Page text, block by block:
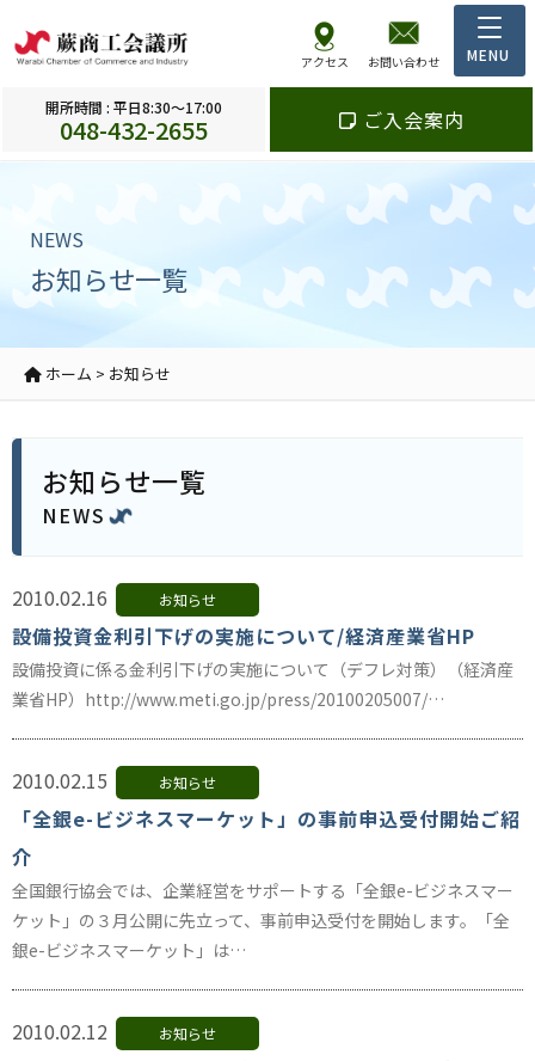
アクセス お問い合わせ
開所時間 : 平日8:30～17:00
048-432-2655 ご入会案内
NEWS
お知らせ一覧
ホーム > お知らせ
お知らせ一覧
NEWS
2010.02.16 お知らせ
設備投資金利引下げの実施について/経済産業省HP
設備投資に係る金利引下げの実施について（デフレ対策）（経済産
業省HP）http://www.meti.go.jp/press/20100205007/…
2010.02.15 お知らせ
「全銀e-ビジネスマーケット」の事前申込受付開始ご紹
介
全国銀行協会では、企業経営をサポートする「全銀e-ビジネスマー
ケット」の３月公開に先立って、事前申込受付を開始します。「全
銀e-ビジネスマーケット」は…
2010.02.12 お知らせ